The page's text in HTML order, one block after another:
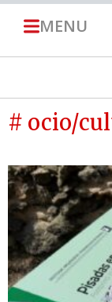
MENU
# ocio/